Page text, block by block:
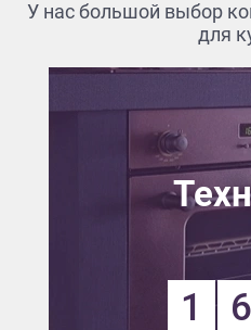
У нас большой выбор
для
1 6